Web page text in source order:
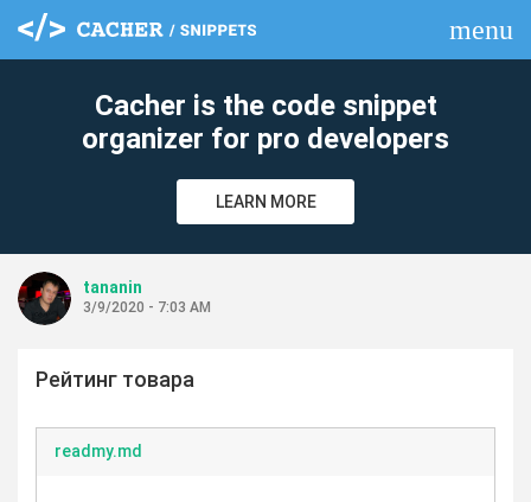
menu
Cacher is the code snippet
organizer for pro developers
LEARN MORE
tananin
3/9/2020 - 7:03 AM
Рейтинг товара
readmy.md
clear